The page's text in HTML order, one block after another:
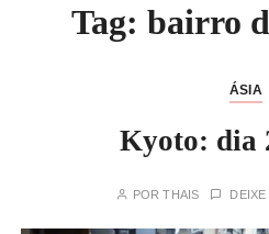
Tag: bairro
ÁSIA
Kyoto: dia
PORTHAIS